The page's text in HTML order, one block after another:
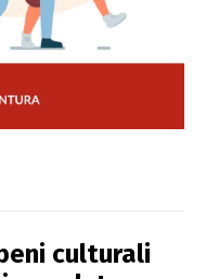
culturali